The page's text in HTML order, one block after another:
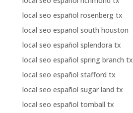
local seo español rosenberg tx
local seo español south houston
local seo español splendora tx
local seo español spring branch tx
local seo español stafford tx
local seo español sugar land tx
local seo español tomball tx